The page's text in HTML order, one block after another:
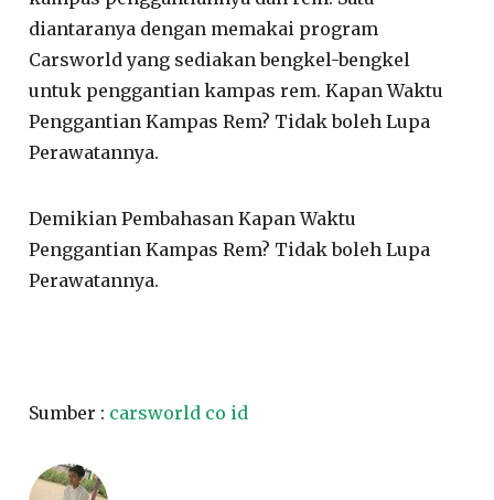
diantaranya dengan memakai program
Carsworld yang sediakan bengkel-bengkel
untuk penggantian kampas rem. Kapan Waktu
Penggantian Kampas Rem? Tidak boleh Lupa
Perawatannya.
Demikian Pembahasan Kapan Waktu
Penggantian Kampas Rem? Tidak boleh Lupa
Perawatannya.
Sumber : carsworld co id